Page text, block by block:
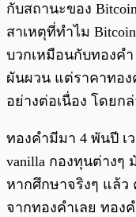
กับสถานะของ
สาเหตุที่ทำไม
บวกเหมือนกับทองค
ผันผวน แต่ราคาทอง
อย่างต่อเนื่อง โดยกล่
ทองคำมีมา 4 พันปี เ
vanilla กองทุนต่างๆ
หากศึกษาจริงๆ แล้ว
จากทองคำเลย ทอง